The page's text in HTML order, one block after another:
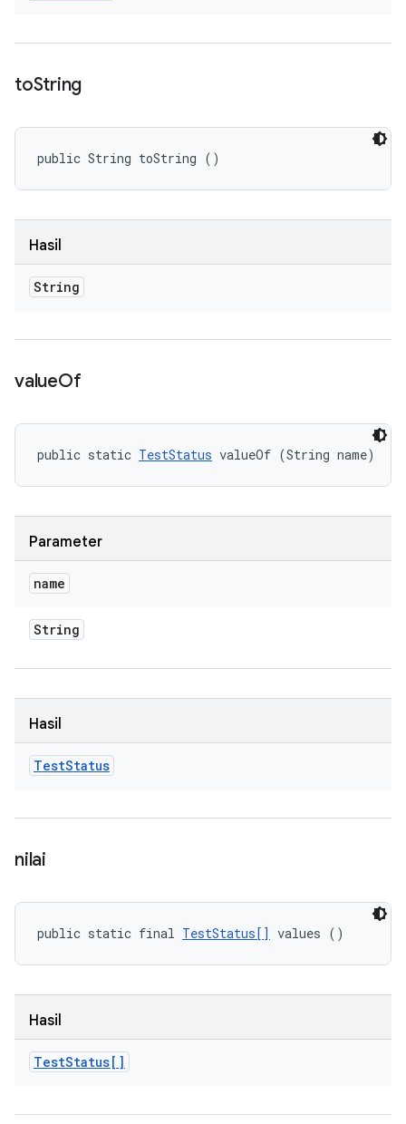
toString
public String toString ()
Hasil
String
valueOf
public static TestStatus valueOf (String name)
Parameter
name
String
Hasil
TestStatus
nilai
public static final TestStatus[] values ()
Hasil
TestStatus[]